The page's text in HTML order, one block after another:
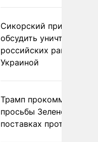
Сикорский призвал
обсудить уничтожение
российских ракет над
Украиной
Трамп
просьбы Зеленского о
поставках